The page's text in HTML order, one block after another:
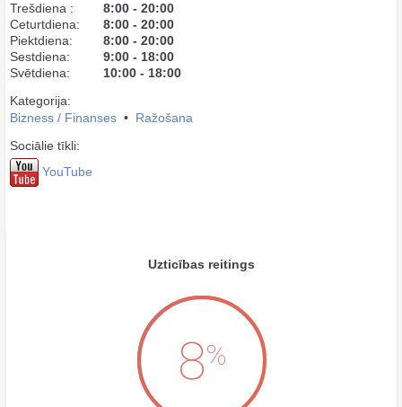
Trešdiena :
8:00 - 20:00
Ceturtdiena:
8:00 - 20:00
Piektdiena:
8:00 - 20:00
Sestdiena:
9:00 - 18:00
Svētdiena:
10:00 - 18:00
Kategorija:
Bizness / Finanses • Ražošana
Sociālie tīkli:
YouTube
Uzticības reitings
8%